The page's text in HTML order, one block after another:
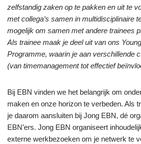
zelfstandig zaken op te pakken en uit te
met collega’s samen in multidisciplinaire
mogelijk om samen met andere trainees
Als trainee maak je deel uit van ons
Programme, waarin je aan verschillende
(van timemanagement tot effectief
Bij EBN vinden we het belangrijk om
maken en onze horizon te verbeden. Als
je daarom aansluiten bij Jong EBN, dé
EBN’ers. Jong EBN organiseert
externe werkbezoeken om je netwerk te